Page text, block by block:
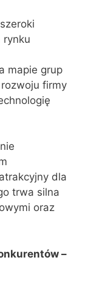
rynku
mapie grup
firmy
dla
trwa silna
oraz
–